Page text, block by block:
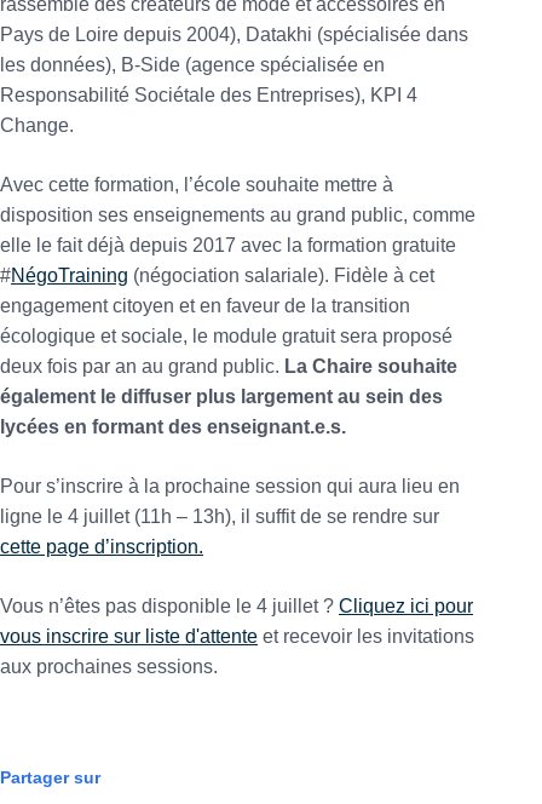
rassemble des créateurs de mode et accessoires en
Pays de Loire depuis 2004), Datakhi (spécialisée dans
les données), B-Side (agence spécialisée en
Responsabilité Sociétale des Entreprises), KPI 4
Change.
Avec cette formation, l’école souhaite mettre à
disposition ses enseignements au grand public, comme
elle le fait déjà depuis 2017 avec la formation gratuite
#NégoTraining (négociation salariale). Fidèle à cet
engagement citoyen et en faveur de la transition
écologique et sociale, le module gratuit sera proposé
deux fois par an au grand public. La Chaire souhaite
également le diffuser plus largement au sein des
lycées en formant des enseignant.e.s.
Pour s’inscrire à la prochaine session qui aura lieu en
ligne le 4 juillet (11h – 13h), il suffit de se rendre sur
cette page d’inscription.
Vous n’êtes pas disponible le 4 juillet ? Cliquez ici pour
vous inscrire sur liste d'attente et recevoir les invitations
aux prochaines sessions.
Partager sur